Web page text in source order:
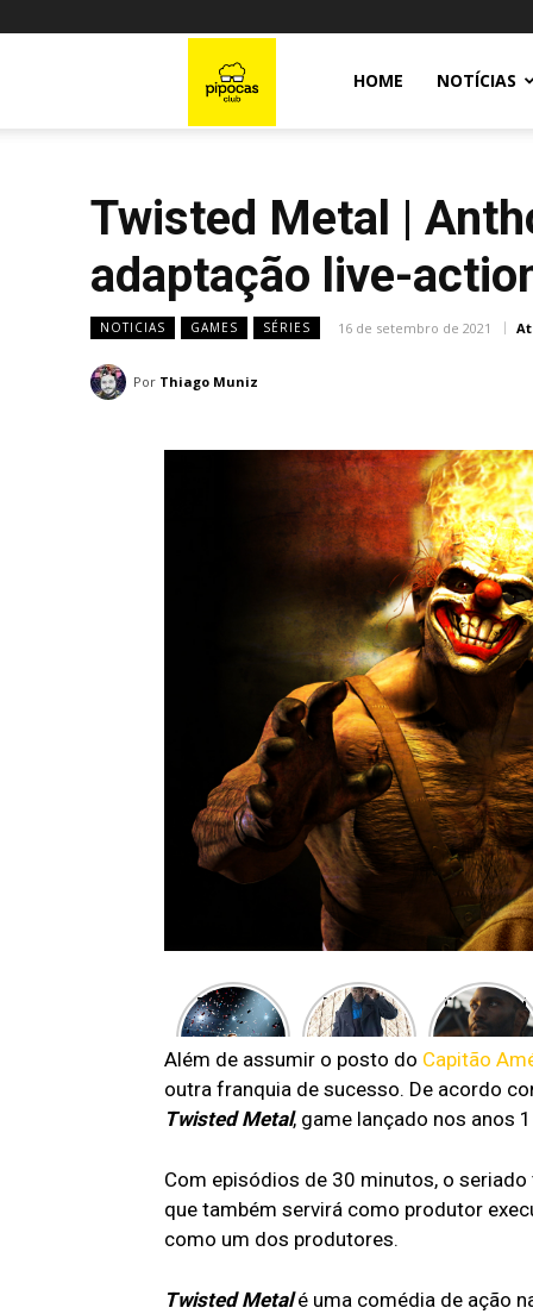
HOME NOTÍCIAS
Twisted Metal |
adaptação live-
NOTICIAS GAMES SÉRIES 16 de setembro de 2021
Por Thiago Muniz
The Boys
está de
estão as
nossas
impressõe
s
7 filmes e
séries que
na Netflix
em
Outubro
Resistênci
a – A
evolução
do gênero
em filme
Além de assumir o posto do Capitão
outra franquia de sucesso. De acordo
Twisted Metal, game lançado nos anos
Com episódios de 30 minutos, o
que também servirá como produtor
como um dos produtores.
Twisted Metal é uma comédia de ação